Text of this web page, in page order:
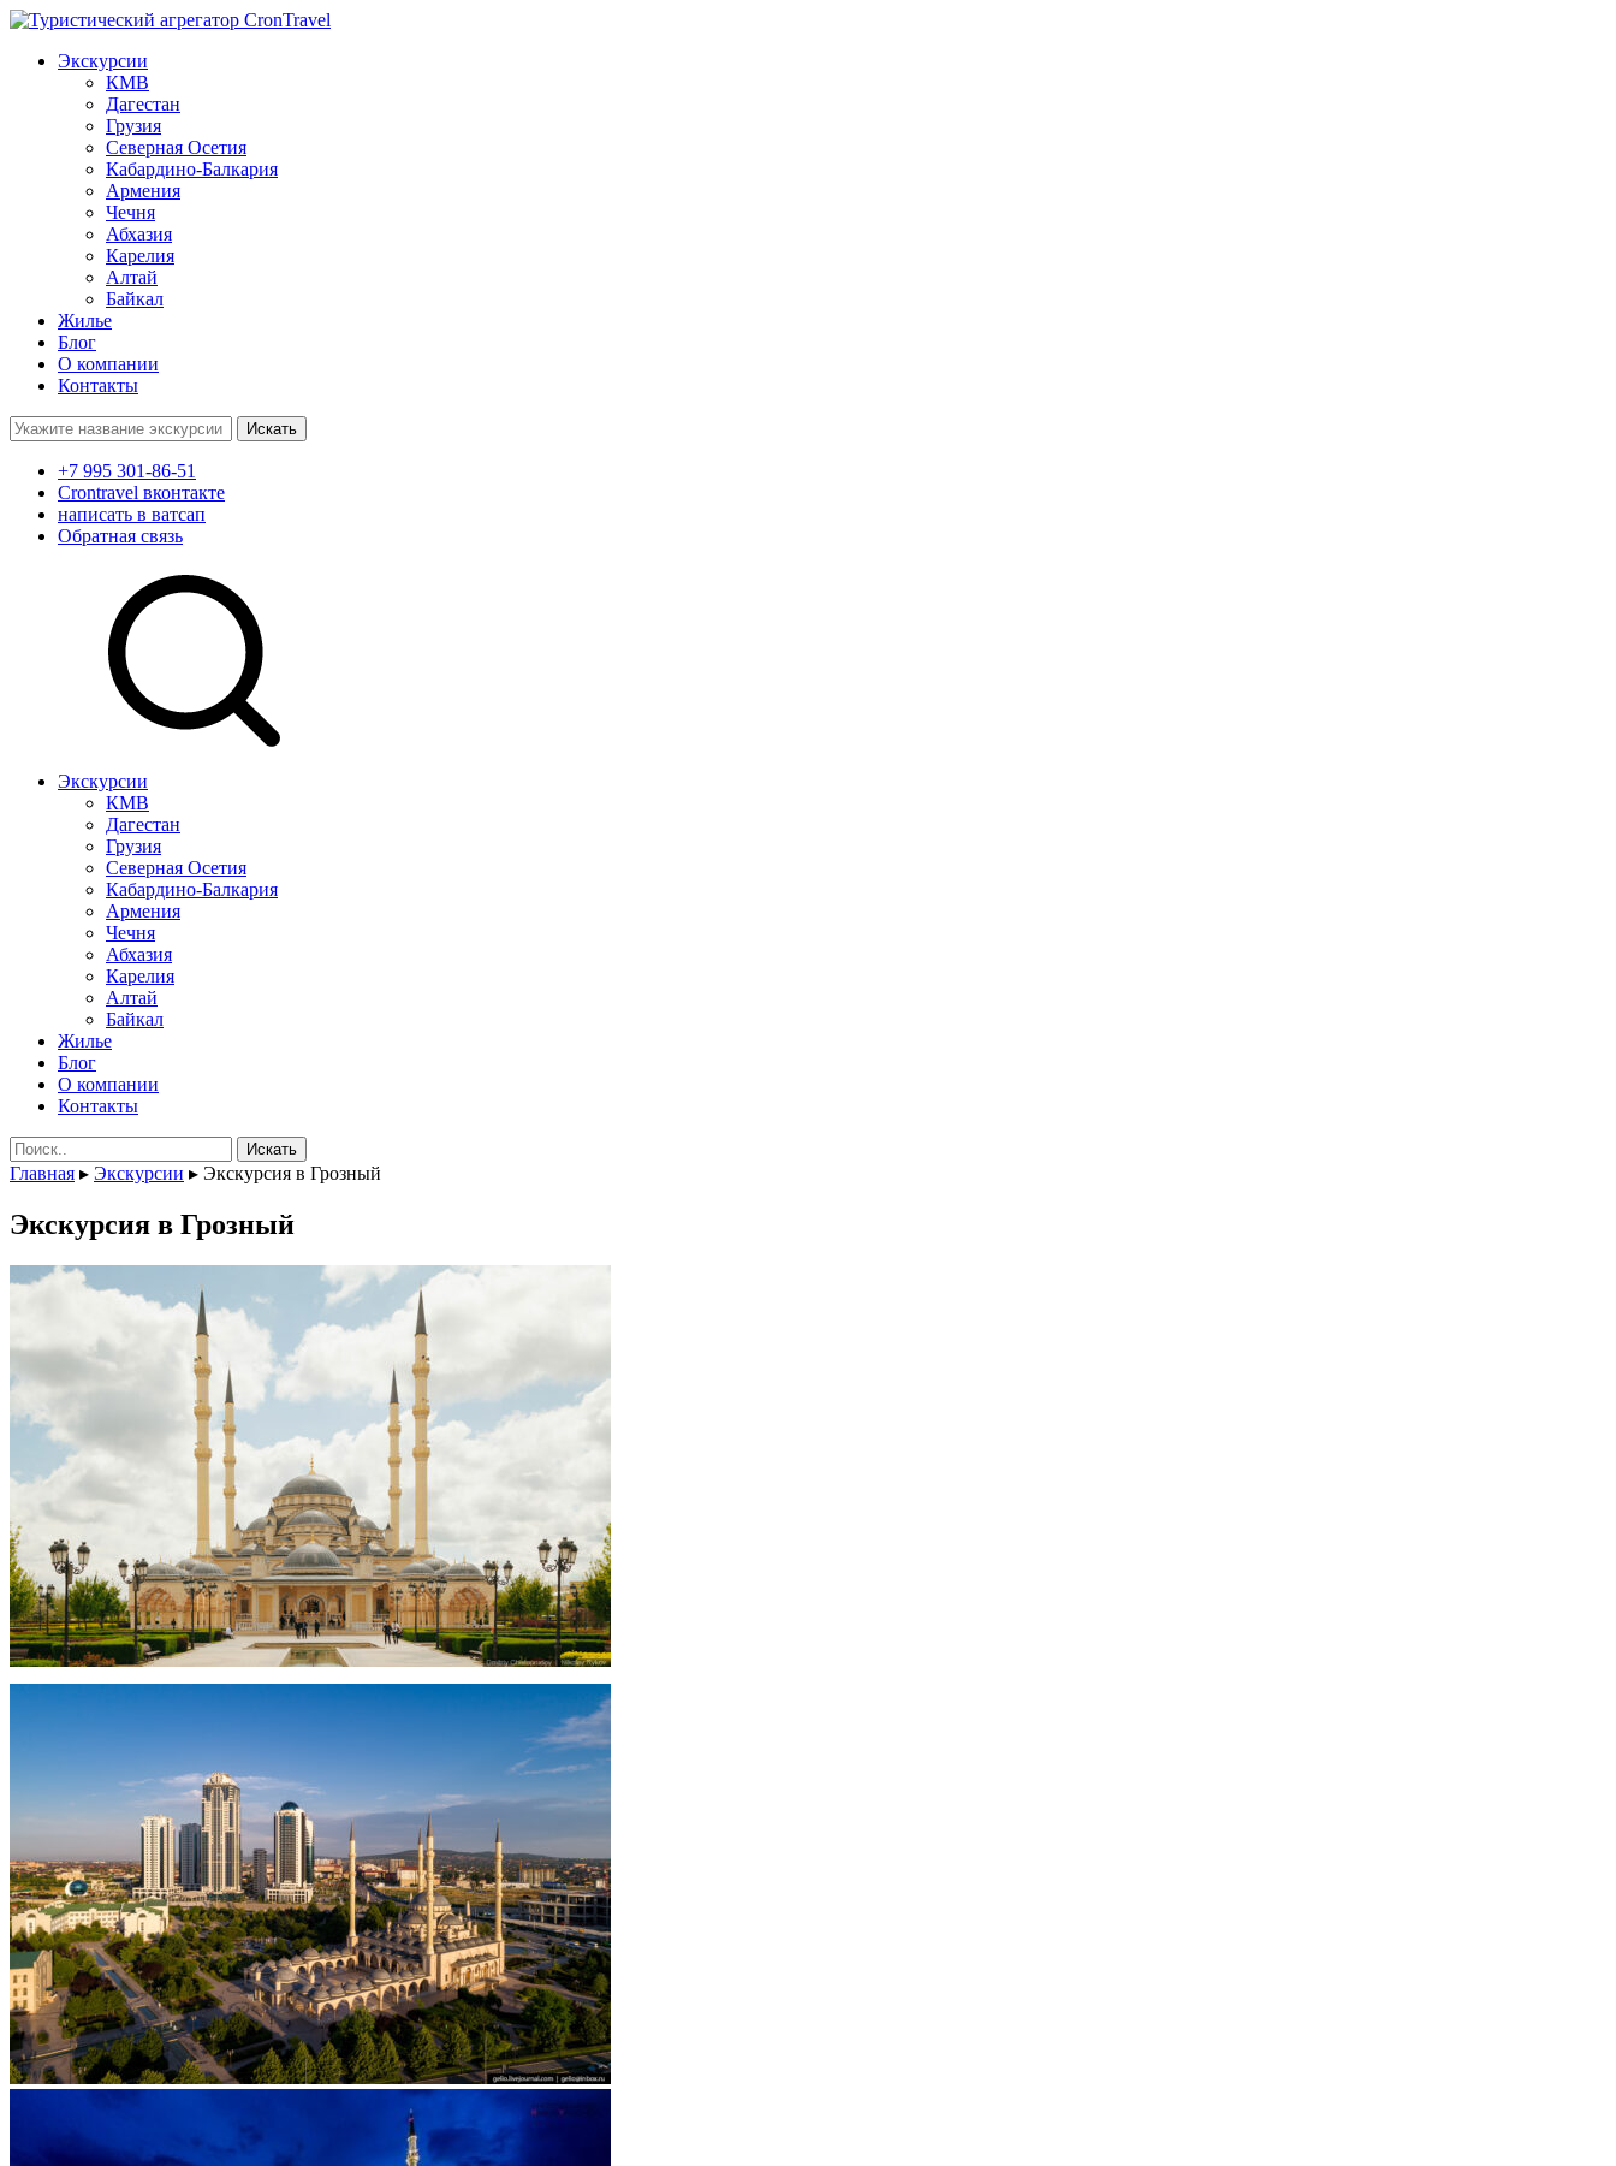
Экскурсии
КМВ
Дагестан
Грузия
Северная Осетия
Кабардино-Балкария
Армения
Чечня
Абхазия
Карелия
Алтай
Байкал
Жилье
Блог
О компании
Контакты
Поиск:
+7 995 301-86-51
Crontravel вконтакте
написать в ватсап
Обратная связь
Экскурсии
КМВ
Дагестан
Грузия
Северная Осетия
Кабардино-Балкария
Армения
Чечня
Абхазия
Карелия
Алтай
Байкал
Жилье
Блог
О компании
Контакты
Поиск:
Главная ▸ Экскурсии ▸ Экскурсия в Грозный
Экскурсия в Грозный